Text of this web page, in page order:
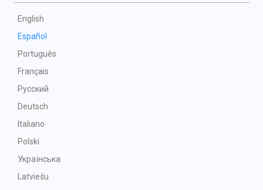
English
Español
Português
Français
Русский
Deutsch
Italiano
Polski
Українська
Latviešu